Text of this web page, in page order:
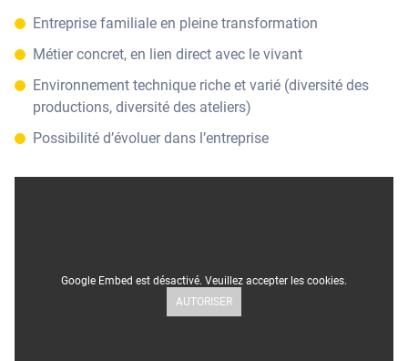
Entreprise familiale en pleine transformation
Métier concret, en lien direct avec le vivant
Environnement technique riche et varié (diversité des
productions, diversité des ateliers)
Possibilité d’évoluer dans l’entreprise
Google Embed est désactivé. Veuillez accepter les cookies.
AUTORISER